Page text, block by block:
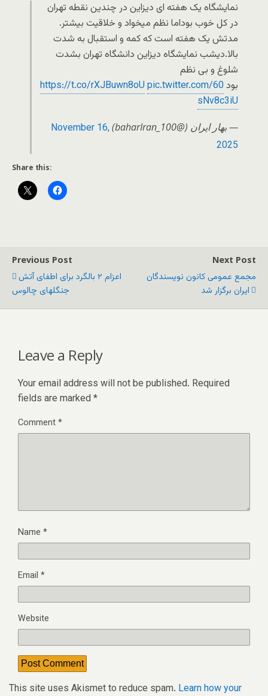
نمایشگاه یک هفته ای دیزاین در چندین نقطه تهران
در کل خوب بوداما نظم میخواد و خلاقیت بیشتر.
مدتش یک هفته است که کمه و استقبال به شدت
بالا.دیشب نمایشگاه دیزاین دانشگاه تهران بشدت
شلوغ و بی نظم
بود
https://t.co/rXJBuwn8oUpic.twitter.com/60
sNv8c3iU
— بهار ایران (@baharIran_100)
November 16,
2025
Share this:
Previous Post
اعزام ۲ بالگرد برای اطفای آتش
جنگلهای چالوس
Next Post
مجمع عمومی کانون نویسندگان
ایران برگزار شد
Leave a Reply
Your email address will not be published. Required
fields are marked *
Comment*
Name *
Email *
Website
This site uses Akismet to reduce spam. Learn how your